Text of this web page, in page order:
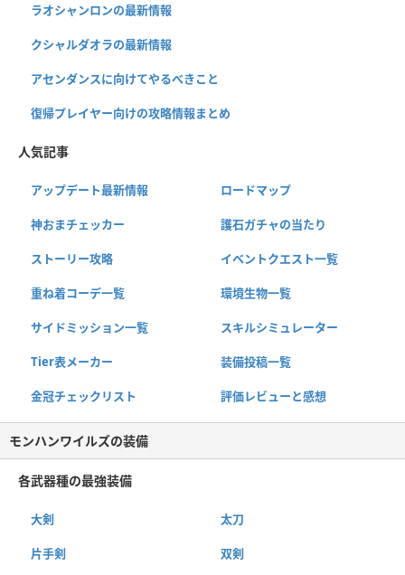
ラオシャンロンの最新情報
クシャルダオラの最新情報
アセンダンスに向けてやるべきこと
復帰プレイヤー向けの攻略情報まとめ
人気記事
アップデート最新情報 ロードマップ
神おまチェッカー 護石ガチャの当たり
ストーリー攻略 イベントクエスト一覧
重ね着コーデ一覧 環境生物一覧
サイドミッション一覧 スキルシミュレーター
Tier表メーカー 装備投稿一覧
金冠チェックリスト 評価レビューと感想
モンハンワイルズの装備
各武器種の最強装備
大剣 太刀
片手剣 双剣